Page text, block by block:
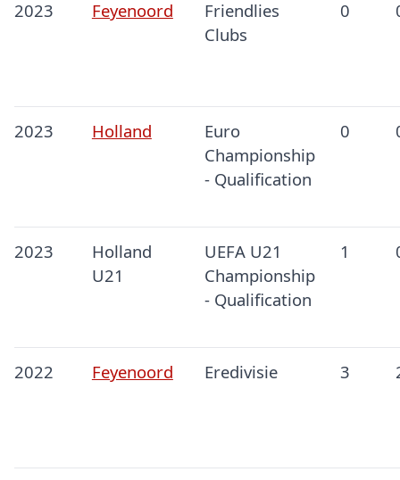
2023 Feyenoord
Friendlies
Clubs
0
2023 Holland
Euro
Championship
- Qualification
0
2023
Holland
U21
UEFA U21
Championship
- Qualification
1
2022 Feyenoord Eredivisie 3